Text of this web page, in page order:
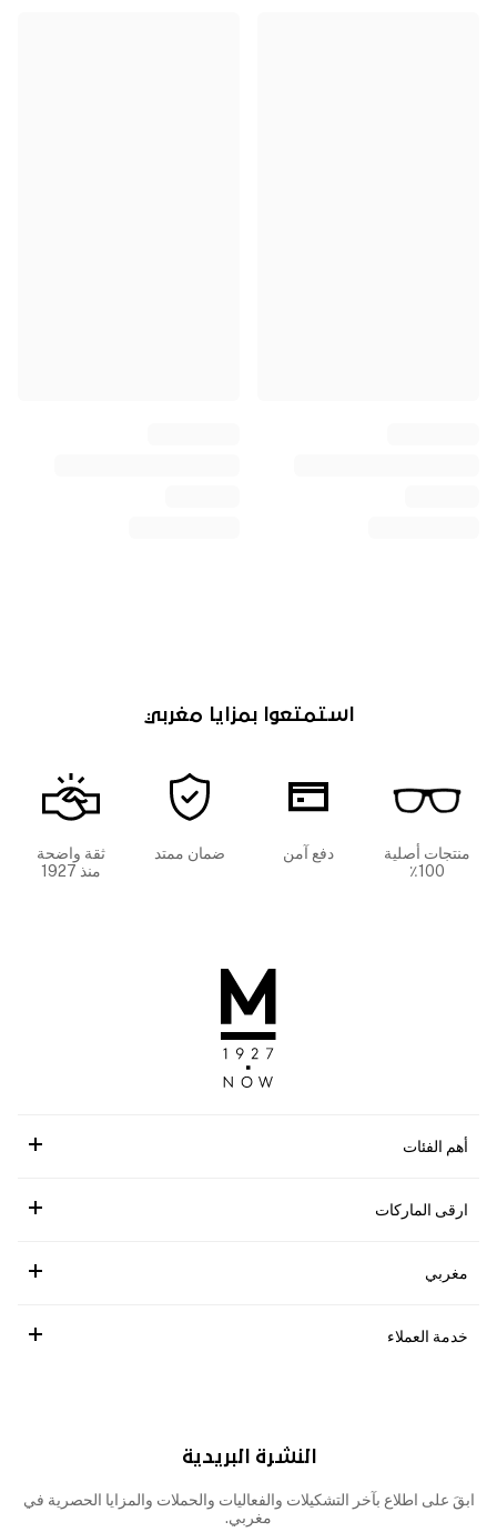
استمتعوا بمزايا مغربي
منتجات أصلية
100٪
دفع آمن ضمان ممتد
ثقة واضحة
منذ 1927
أهم الفئات
ارقى الماركات
مغربي
خدمة العملاء
النشرة البريدية
ابقَ على اطلاع بآخر التشكيلات والفعاليات والحملات والمزايا الحصرية في
مغربي.